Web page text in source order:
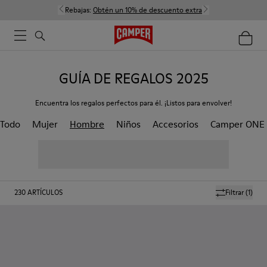
Rebajas: Obtén un 10% de descuento extra
GUÍA DE REGALOS 2025
Encuentra los regalos perfectos para él. ¡Listos para envolver!
Todo Mujer Hombre Niños Accesorios Camper ONE
Filtrar(1)
230ARTÍCULOS